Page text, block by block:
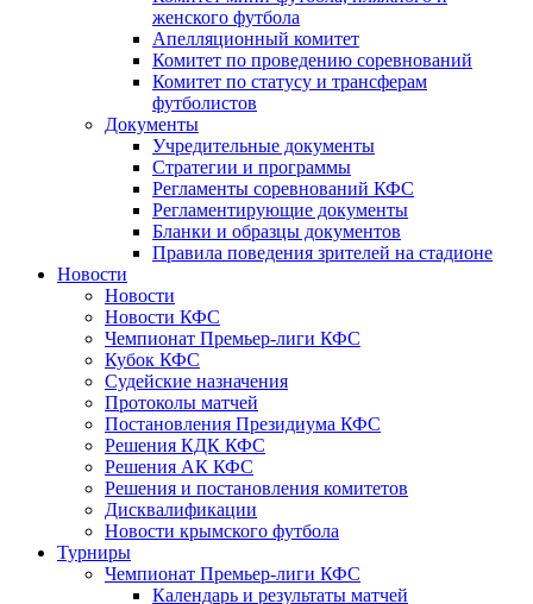
женского футбола
Апелляционный комитет
Комитет по проведению соревнований
Комитет по статусу и трансферам
футболистов
Документы
Учредительные документы
Стратегии и программы
Регламенты соревнований КФС
Регламентирующие документы
Бланки и образцы документов
Правила поведения зрителей на стадионе
Новости
Новости
Новости КФС
Чемпионат Премьер-лиги КФС
Кубок КФС
Судейские назначения
Протоколы матчей
Постановления Президиума КФС
Решения КДК КФС
Решения АК КФС
Решения и постановления комитетов
Дисквалификации
Новости крымского футбола
Турниры
Чемпионат Премьер-лиги КФС
Календарь и результаты матчей